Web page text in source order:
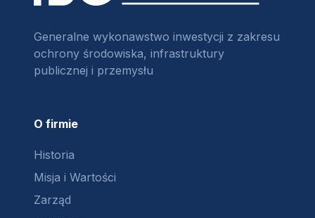
Generalne wykonawstwo inwestycji z zakresu
ochrony środowiska, infrastruktury
publicznej i przemysłu
O firmie
Historia
Misja i Wartości
Zarząd